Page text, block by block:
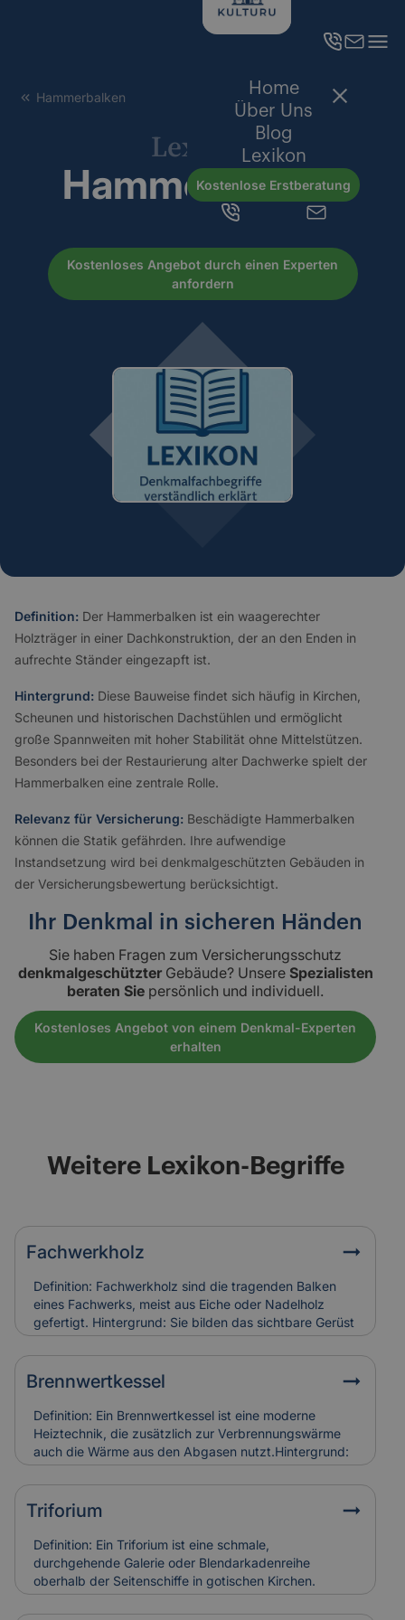
Home
Über Uns
Blog
Lexikon
Kostenlose Erstberatung
Hammerbalken
Lexikon
Hammerbalken
Kostenloses Angebot durch einen Experten
anfordern
Definition: Der Hammerbalken ist ein waagerechter
Holzträger in einer Dachkonstruktion, der an den Enden in
aufrechte Ständer eingezapft ist.
Hintergrund: Diese Bauweise findet sich häufig in Kirchen,
Scheunen und historischen Dachstühlen und ermöglicht
große Spannweiten mit hoher Stabilität ohne Mittelstützen.
Besonders bei der Restaurierung alter Dachwerke spielt der
Hammerbalken eine zentrale Rolle.
Relevanz für Versicherung: Beschädigte Hammerbalken
können die Statik gefährden. Ihre aufwendige
Instandsetzung wird bei denkmalgeschützten Gebäuden in
der Versicherungsbewertung berücksichtigt.
Ihr Denkmal in sicheren Händen
Sie haben Fragen zum Versicherungsschutz
denkmalgeschützterGebäude? Unsere Spezialisten
beraten Sie persönlich und individuell.
Kostenloses Angebot von einem Denkmal-Experten
erhalten
Weitere Lexikon-Begriffe
Fachwerkholz
Definition: Fachwerkholz sind die tragenden Balken
eines Fachwerks, meist aus Eiche oder Nadelholz
gefertigt. Hintergrund: Sie bilden das sichtbare Gerüst
der Konstruktion und sind durch Zapfen, Dübel oder
Verblattungen miteinander verbunden. Fachwerkholz
bestimmt Stabilität und Erscheinungsbild eines
oder Schädlingsbefall am Fachwerkholz führen zu
hohen Restaurierungskosten, die Versicherungen bei
denkmalgerechter Instandsetzung berücksichtigen.
Brennwertkessel
Definition: Ein Brennwertkessel ist eine moderne
Heiztechnik, die zusätzlich zur Verbrennungswärme
auch die Wärme aus den Abgasen nutzt.Hintergrund:
Dadurch arbeitet der Kessel besonders effizient und
spart Energie im Vergleich zu älteren Heizsystemen. In
Alt- und Denkmalgebäuden wird er häufig in
eingesetzt.Relevanz für Versicherung:
Brennwertkessel senken Betriebskosten, erfordern
aber eine regelmäßige Wartung. Schäden durch
Kondensat oder Abgasfehler werden in der
Gebäudeversicherung individuell bewertet.
Triforium
Definition: Ein Triforium ist eine schmale,
durchgehende Galerie oder Blendarkadenreihe
oberhalb der Seitenschiffe in gotischen Kirchen.
Hintergrund: Es dient vor allem der Gliederung der
Innenwand und trägt zur Lichtführung und optischen